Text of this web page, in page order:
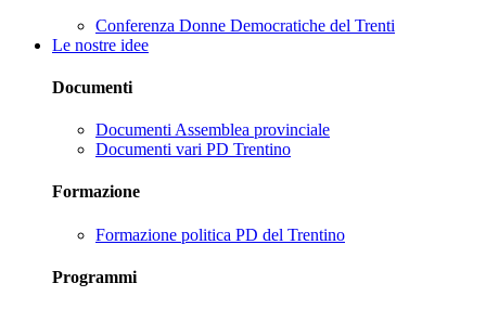
Conferenza Donne Democratiche del Trenti
Le nostre idee
Documenti
Documenti Assemblea provinciale
Documenti vari PD Trentino
Formazione
Formazione politica PD del Trentino
Programmi